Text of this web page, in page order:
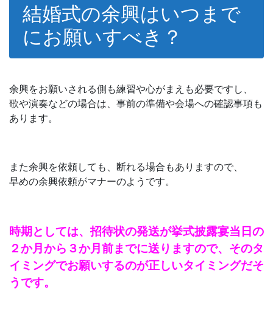
結婚式の余興はいつまで
にお願いすべき？
余興をお願いされる側も練習や心がまえも必要ですし、
歌や演奏などの場合は、事前の準備や会場への確認事項も
あります。
また余興を依頼しても、断れる場合もありますので、
早めの余興依頼がマナーのようです。
時期としては、招待状の発送が挙式披露宴当日の
２か月から３か月前までに送りますので、そのタ
イミングでお願いするのが正しいタイミングだそ
うです。